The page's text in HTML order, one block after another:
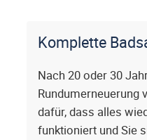
Komplette
Nach 20 oder 30
Rundumerneuerung
dafür, dass alles
funktioniert und Sie